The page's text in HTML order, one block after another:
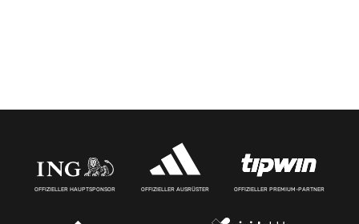
OFFIZIELLER HAUPTSPONSOR OFFIZIELLER AUSRÜSTER OFFIZIELLER PREMIUM-PARTNER